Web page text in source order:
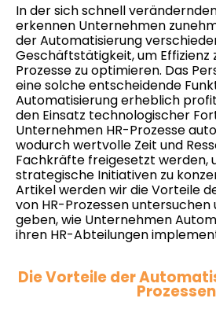
In der sich schnell
erkennen Unternehmen
der Automatisierung
Geschäftstätigkeit, um Effizienz
Prozesse zu optimieren. Das
eine solche entscheidende
Automatisierung erheblich
den Einsatz technologischer
Unternehmen HR-Prozesse
wodurch wertvolle Zeit und
Fachkräfte freigesetzt werden,
strategische Initiativen zu
Artikel werden wir die Vorteile
von HR-Prozessen
geben, wie Unternehmen
ihren HR-Abteilungen
Die Vorteile der
Prozessen